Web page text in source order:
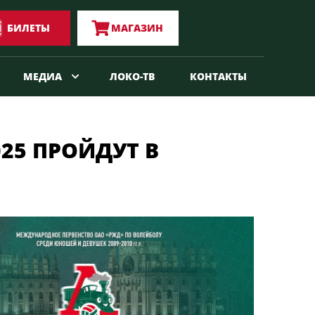
БИЛЕТЫ МАГАЗИН
МЕДИА ЛОКО-ТВ КОНТАКТЫ
ПРОЙДУТ В